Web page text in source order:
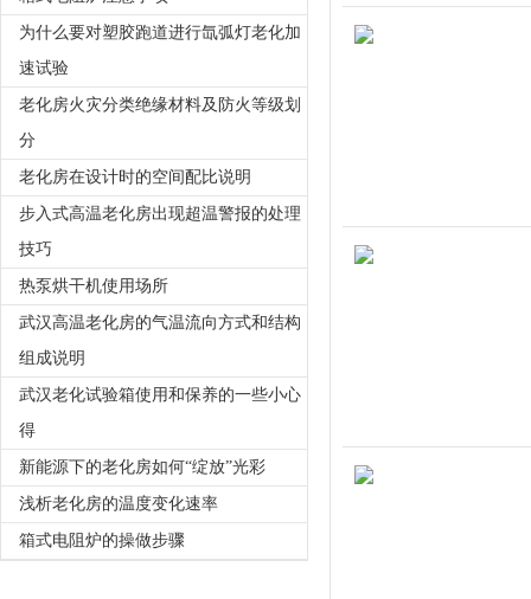
为什么要对塑胶跑道进行氙弧灯老化加
速试验
老化房火灾分类绝缘材料及防火等级划
分
老化房在设计时的空间配比说明
步入式高温老化房出现超温警报的处理
技巧
热泵烘干机使用场所
武汉高温老化房的气温流向方式和结构
组成说明
武汉老化试验箱使用和保养的一些小心
得
新能源下的老化房如何“绽放”光彩
浅析老化房的温度变化速率
箱式电阻炉的操做步骤